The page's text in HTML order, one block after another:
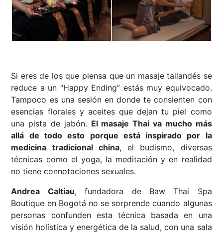
Si eres de los que piensa que un masaje tailandés se
reduce a un “Happy Ending” estás muy equivocado.
Tampoco es una sesión en donde te consienten con
esencias florales y aceites que dejan tu piel como
una pista de jabón. El masaje Thai va mucho más
allá de todo esto porque está inspirado por la
medicina tradicional china, el budismo, diversas
técnicas como el yoga, la meditación y en realidad
no tiene connotaciones sexuales.
Andrea Caltiau, fundadora de Baw Thai Spa
Boutique en Bogotá no se sorprende cuando algunas
personas confunden esta técnica basada en una
visión holística y energética de la salud, con una sala